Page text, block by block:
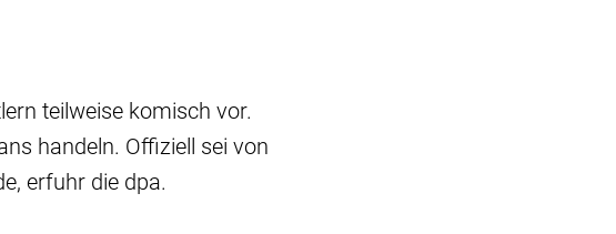
teilweise komisch vor.
handeln. Offiziell sei von
erfuhr die dpa.